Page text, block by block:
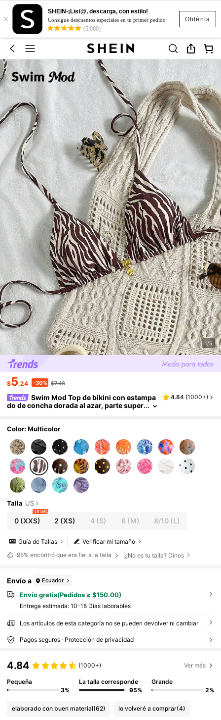
Obténla
×
SHEIN-¡List@, descarga, con estilo!
Consigue descuentos especiales en tu primer pedido
(5,000)
1/5
$5.24 -30% $7.48
Swim Mod Top de bikini con estampa
do de concha dorada al azar, parte super
o de control Yummy con estampado de cebr
4.84 (1000+)
Color: Multicolor
Talla US
0(XXS)
10 left
2 (XS) 4 (S) 6 (M) 8/10 (L)
Verificar mi tamaño
Guía de Tallas
95% encontró que era fiel a la talla ¿No es tu talla? Dinos
Envío a Ecuador
Envío gratis(Pedidos ≥ $150.00)
Entrega estimada: 10-18 Días laborables
Los artículos de esta categoría no se pueden devolver ni cambiar
Pagos seguros · Protección de privacidad
4.84 (1000+) Ver más
Pequeña
3%
La talla corresponde
95%
Grande
2%
elaborado con buen material(62) lo volveré a comprar(4)